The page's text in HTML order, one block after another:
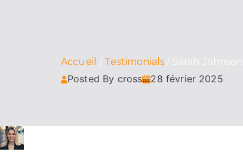
Accueil Testimonials Sarah Johnson
Posted By cross 28 février 2025